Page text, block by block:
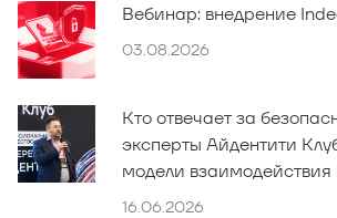
Вебинар: внедрение
03.08.2026
Кто отвечает за
эксперты Айдентити
модели
16.06.2026